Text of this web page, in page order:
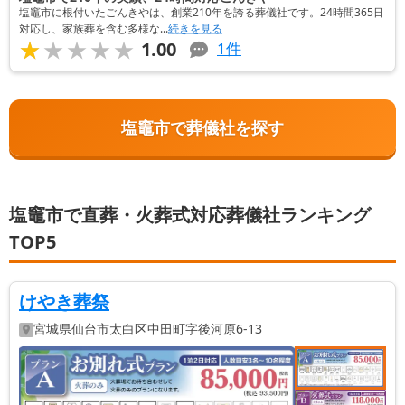
塩竈市に根付いたごんきやは、創業210年を誇る葬儀社です。24時間365日
対応し、家族葬を含む多様な...続きを見る
★★★★★
★★★★★ 1.00 1件
塩竈市で葬儀社を探す
塩竈市で直葬・火葬式対応葬儀社ランキング
TOP5
けやき葬祭
宮城県仙台市太白区中田町字後河原6-13